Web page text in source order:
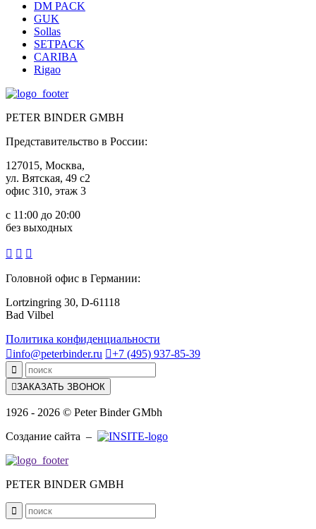
DM PACK
GUK
Sollas
SETPACK
CARIBA
Rigao
PETER BINDER GMBH
Представительство в России:
127015, Москва,
ул. Вятская, 49 с2
офис 310, этаж 3
c 11:00 до 20:00
без выходных
  
Головной офис в Германии:
Lortzingring 30, D-61118
Bad Vilbel
Политика конфиденциальности
info@peterbinder.ru +7 (495) 937-85-39

ЗАКАЗАТЬ ЗВОНОК
1926 - 2026 © Peter Binder GMbh
Создание сайта –
PETER BINDER GMBH
